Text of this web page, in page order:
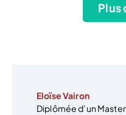
Plus
Eloïse Vairon
Diplômée d’un